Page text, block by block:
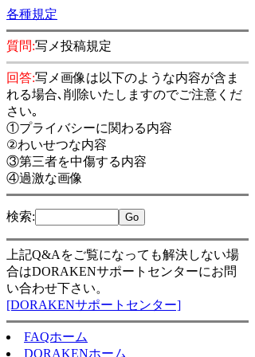
各種規定
質問:写メ投稿規定
回答:写メ画像は以下のような内容が含ま
れる場合､削除いたしますのでご注意くだ
さい｡
①プライバシーに関わる内容
②わいせつな内容
③第三者を中傷する内容
④過激な画像
検索:
上記Q&Aをご覧になっても解決しない場
合はDORAKENサポートセンターにお問
い合わせ下さい。
[DORAKENサポートセンター]
FAQホーム
DORAKENホーム